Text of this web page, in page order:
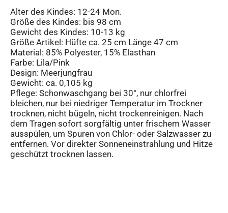
Alter des Kindes: 12-24 Mon.
Größe des Kindes: bis 98 cm
Gewicht des Kindes: 10-13 kg
Größe Artikel: Hüfte ca. 25 cm Länge 47 cm
Material: 85% Polyester, 15% Elasthan
Farbe: Lila/Pink
Design: Meerjungfrau
Gewicht: ca. 0,105 kg
Pflege: Schonwaschgang bei 30°, nur chlorfrei
bleichen, nur bei niedriger Temperatur im Trockner
trocknen, nicht bügeln, nicht trockenreinigen. Nach
dem Tragen sofort sorgfältig unter frischem Wasser
ausspülen, um Spuren von Chlor- oder Salzwasser zu
entfernen. Vor direkter Sonneneinstrahlung und Hitze
geschützt trocknen lassen.